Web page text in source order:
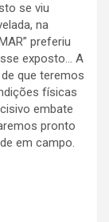
se viu
na
preferiu
exposto… A
que teremos
físicas
embate
pronto
em campo.